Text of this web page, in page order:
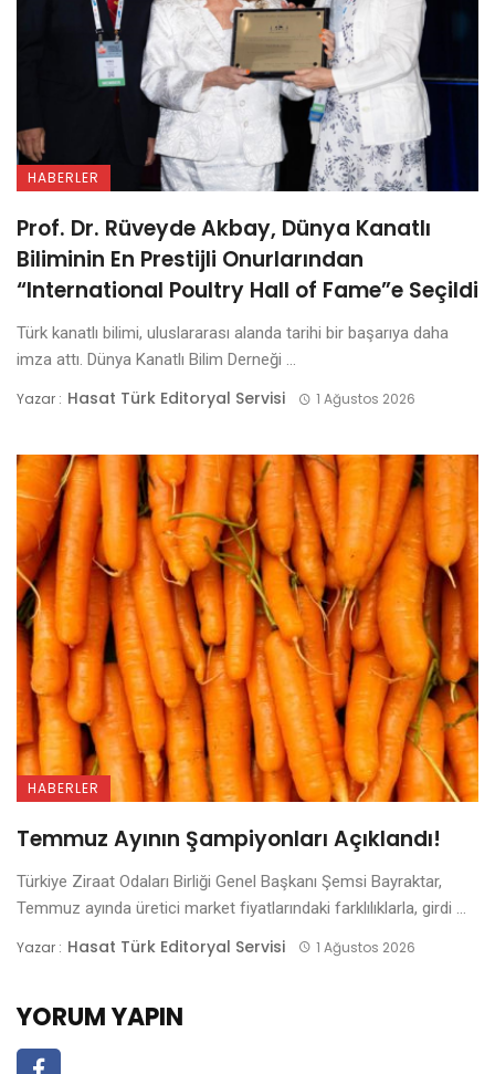
HABERLER
Prof. Dr. Rüveyde Akbay, Dünya Kanatlı
Biliminin En Prestijli Onurlarından
“International Poultry Hall of Fame”e Seçildi
Türk kanatlı bilimi, uluslararası alanda tarihi bir başarıya daha
imza attı. Dünya Kanatlı Bilim Derneği ...
Yazar : Hasat Türk Editoryal Servisi 1 Ağustos 2026
HABERLER
Temmuz Ayının Şampiyonları Açıklandı!
Türkiye Ziraat Odaları Birliği Genel Başkanı Şemsi Bayraktar,
Temmuz ayında üretici market fiyatlarındaki farklılıklarla, girdi ...
Yazar : Hasat Türk Editoryal Servisi 1 Ağustos 2026
YORUM YAPIN